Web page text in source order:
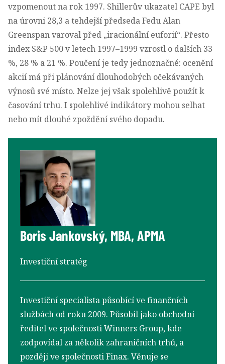
vzpomenout na rok 1997. Shillerův ukazatel CAPE byl
na úrovni 28,3 a tehdejší předseda Fedu Alan
Greenspan varoval před „iracionální euforií“. Přesto
index S&P 500 v letech 1997–1999 vzrostl o dalších 33
%, 28 % a 21 %. Poučení je tedy jednoznačné: ocenění
akcií má při plánování dlouhodobých očekávaných
výnosů své místo. Nelze jej však spolehlivě použít k
časování trhu. I spolehlivé indikátory mohou selhat
nebo mít dlouhé zpoždění svého dopadu.
Boris Jankovský, MBA, APMA
Investiční stratég
Investiční specialista působící ve finančních
službách od roku 2009. Působil jako obchodní
ředitel ve společnosti Winners Group, kde
zodpovídal za několik zahraničních trhů, a
později ve společnosti Finax. Věnuje se